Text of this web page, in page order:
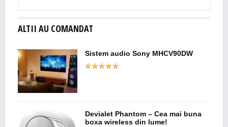
ALTII AU COMANDAT
Sistem audio Sony MHCV90DW
Devialet Phantom – Cea mai buna
boxa wireless din lume!